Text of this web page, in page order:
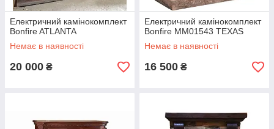
Електричний камінокомплект
Bonfire ATLANTA
Немає в наявності
20 000 ₴
Електричний камінокомплект
Bonfire MM01543 TEXAS
Немає в наявності
16 500 ₴